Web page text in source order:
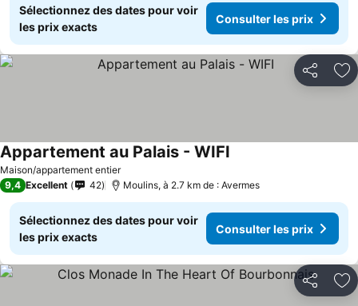
Sélectionnez des dates pour voir
les prix exacts
Consulter les prix
Partager
Maison/appartement entier
Appartement au Palais - WIFI
9,4 Excellent 42 Moulins, à 2.7 km de : Avermes
Sélectionnez des dates pour voir
les prix exacts
Consulter les prix
Partager